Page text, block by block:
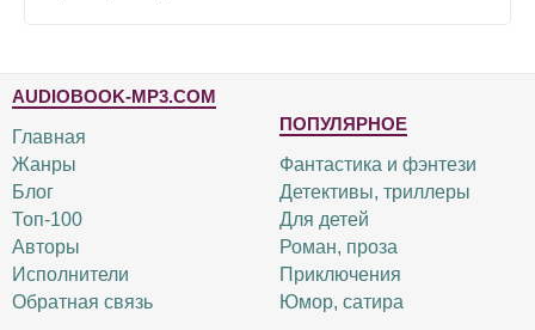
AUDIOBOOK-MP3.COM
Главная
Жанры
Блог
Топ-100
Авторы
Исполнители
Обратная связь
ПОПУЛЯРНОЕ
Фантастика и фэнтези
Детективы, триллеры
Для детей
Роман, проза
Приключения
Юмор, сатира